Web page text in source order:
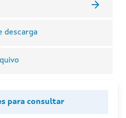
descarga
para consultar